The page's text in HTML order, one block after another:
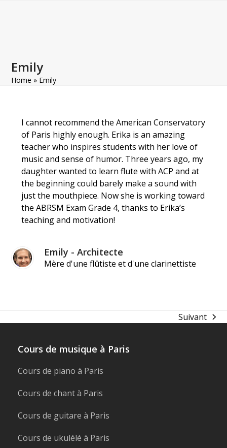
Emily
Home » Emily
I cannot recommend the American Conservatory
of Paris highly enough. Erika is an amazing
teacher who inspires students with her love of
music and sense of humor. Three years ago, my
daughter wanted to learn flute with ACP and at
the beginning could barely make a sound with
just the mouthpiece. Now she is working toward
the ABRSM Exam Grade 4, thanks to Erika’s
teaching and motivation!
Emily - Architecte
Mère d'une flûtiste et d'une clarinettiste
next
Suivant
Cours de musique à Paris
Cours de piano à Paris
Cours de chant à Paris
Cours de guitare à Paris
Cours de ukulélé à Paris